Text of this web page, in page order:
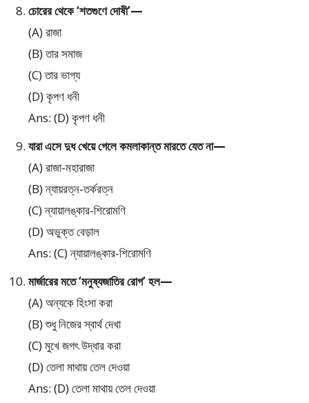
চোরের থেকে ‘শতগুণে দোষী’—
(A) রাজা
(B) তার সমাজ
(C) তার ভাগ্য
(D) কৃপণ ধনী
Ans: (D) কৃপণ ধনী
যারা এসে দুধ খেয়ে গেলে কমলাকান্ত মারতে যেত না—
(A) রাজা-মহারাজা
(B) ন্যায়রত্ন-তর্করত্ন
(C) ন্যায়ালঙ্কার-শিরোমণি
(D) অভুক্ত বেড়াল
Ans: (C) ন্যায়ালঙ্কার-শিরোমণি
মার্জারের মতে ‘মনুষ্যজাতির রোগ’ হল—
(A) অন্যকে হিংসা করা
(B) শুধু নিজের স্বার্থ দেখা
(C) মুখে জগৎ উদ্ধার করা
(D) তেলা মাথায় তেল দেওয়া
Ans: (D) তেলা মাথায় তেল দেওয়া